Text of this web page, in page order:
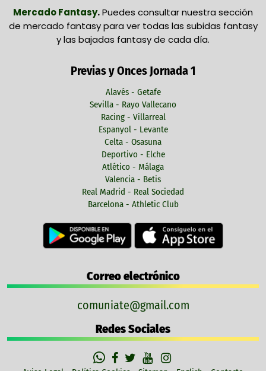
Mercado Fantasy.Puedes consultar nuestra sección
de mercado fantasy para ver todas las subidas fantasy
y las bajadas fantasy de cada día.
Previas y Onces Jornada 1
Alavés - Getafe
Sevilla - Rayo Vallecano
Racing - Villarreal
Espanyol - Levante
Celta - Osasuna
Deportivo - Elche
Atlético - Málaga
Valencia - Betis
Real Madrid - Real Sociedad
Barcelona - Athletic Club
Correo electrónico
comuniate@gmail.com
Redes Sociales